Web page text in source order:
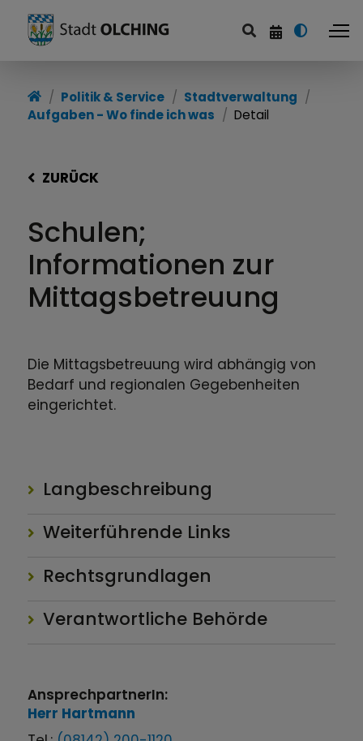
Politik & Service
Stadtverwaltung
Aufgaben - Wo finde ich was
Detail
ZURÜCK
Schulen;
Informationen zur
Mittagsbetreuung
Die Mittagsbetreuung wird abhängig von
Bedarf und regionalen Gegebenheiten
eingerichtet.
Langbeschreibung
Weiterführende Links
Rechtsgrundlagen
Verantwortliche Behörde
AnsprechpartnerIn:
Herr Hartmann